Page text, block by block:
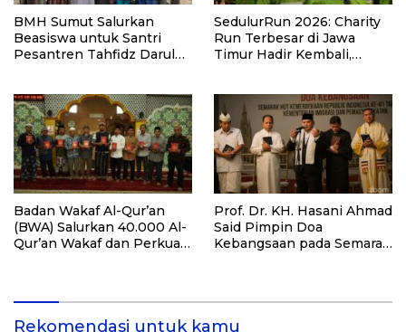
BMH Sumut Salurkan
Beasiswa untuk Santri
Pesantren Tahfidz Darul
SedulurRun 2026: Charity
Run Terbesar di Jawa
Timur Hadir Kembali,
Santri dan Guru Honorer
Badan Wakaf Al-Qur’an
(BWA) Salurkan 40.000 Al-
Qur’an Wakaf dan Perkuat
Prof. Dr. KH. Hasani Ahmad
Said Pimpin Doa
Kebangsaan pada Semarak
Rekomendasi untuk kamu